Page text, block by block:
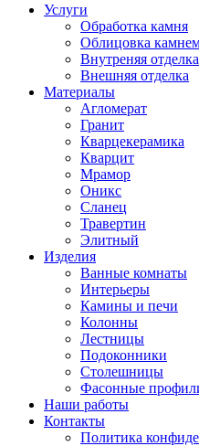
Услуги
Обработка камня
Облицовка
Внутреняя отделка
Внешняя отделка
Материалы
Агломерат
Гранит
Кварцекерамика
Кварцит
Мрамор
Оникс
Сланец
Травертин
Элитный
Изделия
Ванные комнаты
Интерьеры
Камины и печи
Колонны
Лестницы
Подоконники
Столешницы
Фасонные
Наши работы
Контакты
Политика